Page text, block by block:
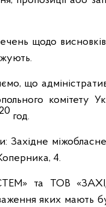
щодо
що
комітету
год.
Західне
4.
та ТОВ
яких мають